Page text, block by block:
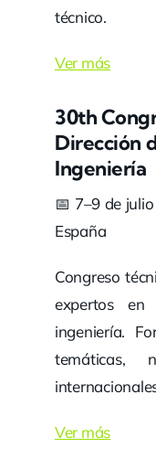
técnico.
Ver más
30th
Dirección
Ingeniería
📅 7–9 de
España
Congreso
expertos en
ingeniería.
temáticas,
Ver más